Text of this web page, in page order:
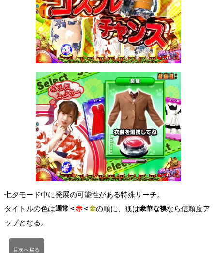
七夕モード中に発展の可能性がある特殊リーチ。
タイトルの色は通常＜赤＜金の順に、襖は豪華な襖なら信頼度ア
ップとなる。
目次へ戻る